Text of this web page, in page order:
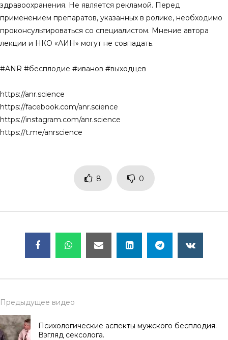
здравоохранения. Не является рекламой. Перед
применением препаратов, указанных в ролике, необходимо
проконсультироваться со специалистом. Мнение автора
лекции и НКО «АИН» могут не совпадать.
#ANR #бесплодие #иванов #выходцев
https://anr.science
https://facebook.com/anr.science
https://instagram.com/anr.science
https://t.me/anrscience
8 0
Предыдущее видео
Психологические аспекты мужского бесплодия.
Взгляд сексолога.